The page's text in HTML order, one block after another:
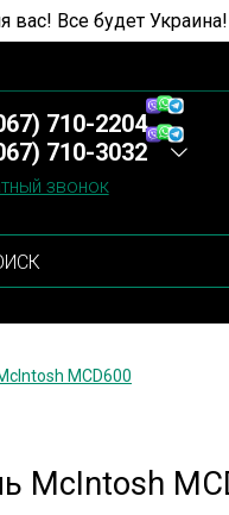
вас! Все будет
710-2204
710-3032
звонок
MCD600
McIntosh